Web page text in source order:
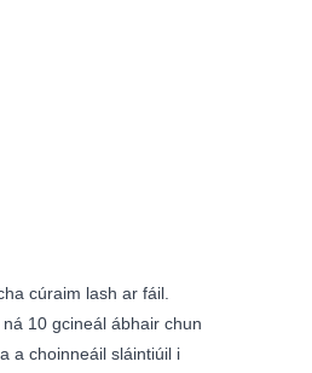
cúraim lash ar fáil.
10 gcineál ábhair chun
a choinneáil sláintiúil i